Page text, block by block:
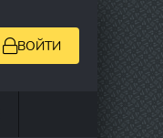
ВОЙТИ